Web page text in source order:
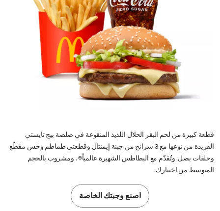
قطعة كبيرة من لحم البقر الحلال اللذيذ المنقوعة في صلصة بيج تايستي
الفريدة من نوعها مع 3 شرائح من جبنة إيمنتال وقطعتي طماطم وخس مقطّع
وحلقات بصل. وتُقدّم مع البطاطس الشهيرة عالمياً®، ومشروب بالحجم
المتوسط من اختيارك.
اصنع وجبتك الخاصة